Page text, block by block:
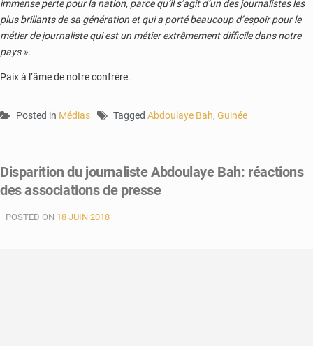
immense perte pour la nation, parce qu’il s’agit d’un des journalistes les
plus brillants de sa génération et qui a porté beaucoup d’espoir pour le
métier de journaliste qui est un métier extrêmement difficile dans notre
pays ».
Paix à l’âme de notre confrère.
Posted in Médias Tagged Abdoulaye Bah, Guinée
Disparition du journaliste Abdoulaye Bah: réactions
des associations de presse
POSTED ON 18 JUIN 2018